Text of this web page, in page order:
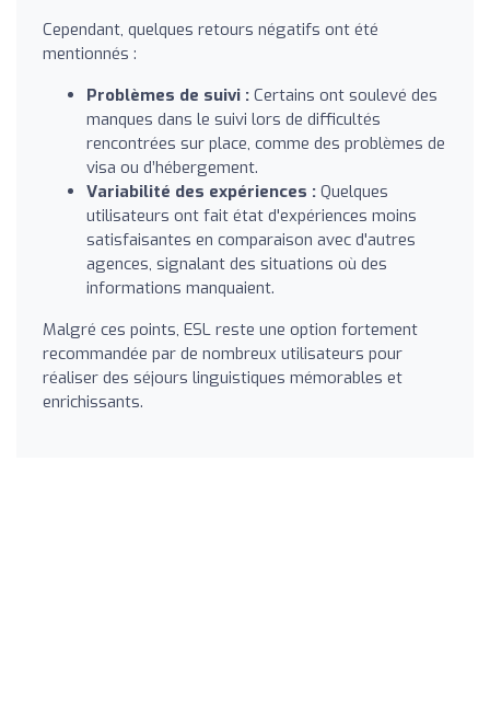
Cependant, quelques retours négatifs ont été
mentionnés :
Problèmes de suivi : Certains ont soulevé des
manques dans le suivi lors de difficultés
rencontrées sur place, comme des problèmes de
visa ou d’hébergement.
Variabilité des expériences : Quelques
utilisateurs ont fait état d'expériences moins
satisfaisantes en comparaison avec d'autres
agences, signalant des situations où des
informations manquaient.
Malgré ces points, ESL reste une option fortement
recommandée par de nombreux utilisateurs pour
réaliser des séjours linguistiques mémorables et
enrichissants.